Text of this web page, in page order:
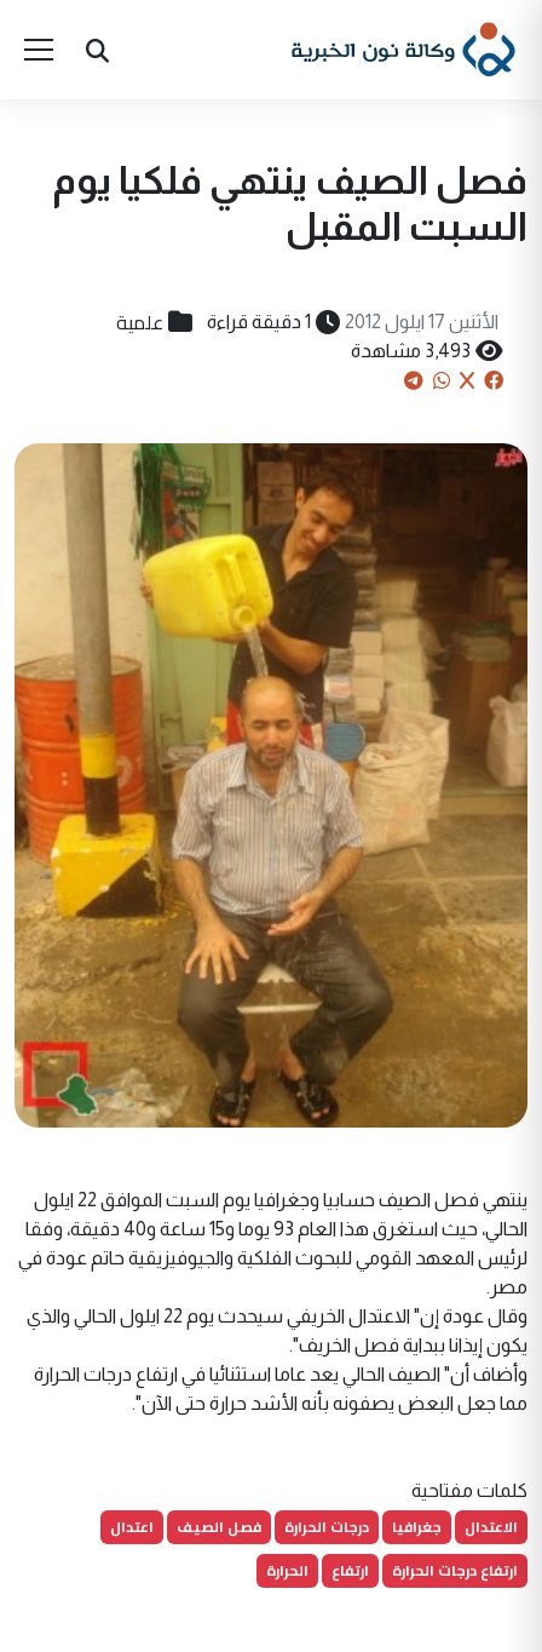
فصل الصيف ينتهي فلكيا يوم
السبت المقبل
الأثنين 17 ايلول 2012 1 دقيقة قراءة علمية
3,493 مشاهدة
ينتهي فصل الصيف حسابيا وجغرافيا يوم السبت الموافق 22 ايلول
الحالي، حيث استغرق هذا العام 93 يوما و15 ساعة و40 دقيقة، وفقا
لرئيس المعهد القومي للبحوث الفلكية والجيوفيزيقية حاتم عودة في
مصر.
وقال عودة إن" الاعتدال الخريفي سيحدث يوم 22 ايلول الحالي والذي
يكون إيذانا ببداية فصل الخريف".
وأضاف أن" الصيف الحالي يعد عاما استثنائيا في ارتفاع درجات الحرارة
مما جعل البعض يصفونه بأنه الأشد حرارة حتى الآن".
كلمات مفتاحية
الاعتدال جغرافيا درجات الحرارة فصل الصيف
اعتدال
ارتفاع درجات الحرارة
ارتفاع الحرارة